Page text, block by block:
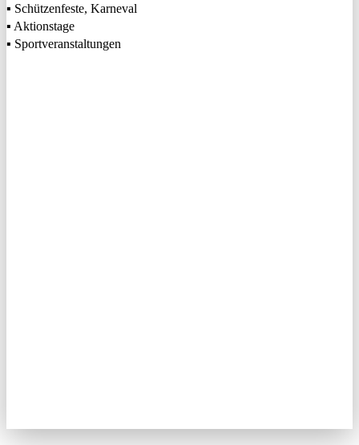
▪ Schützenfeste, Karneval
▪ Aktionstage
▪ Sportveranstaltungen